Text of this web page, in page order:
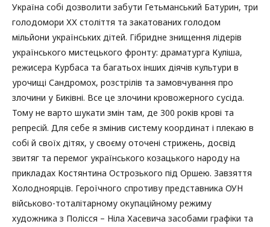
Україна собі дозволити забути Гетьманський Батурин, три
голодомори ХХ століття та закатованих голодом
мільйони українських дітей. Гібридне знищення лідерів
українського мистецького фронту: драматурга Куліша,
режисера Курбаса та багатьох інших діячів культури в
урочищі Сандромох, розстрілів та замовчування про
злочини у Биківні. Все це злочини кровожерного сусіда.
Тому не варто шукати змін там, де 300 років крові та
репресій. Для себе я змінив систему координат і плекаю в
собі й своїх дітях, у своєму оточені стрижень, досвід
звитяг та перемог українського козацького народу на
прикладах Костянтина Острозького під Оршею. Завзяття
Холодноярців. Героїчного спротиву представника ОУН
військово-тоталітарному окупаційному режиму
художника з Полісся – Ніла Хасевича засобами графіки та